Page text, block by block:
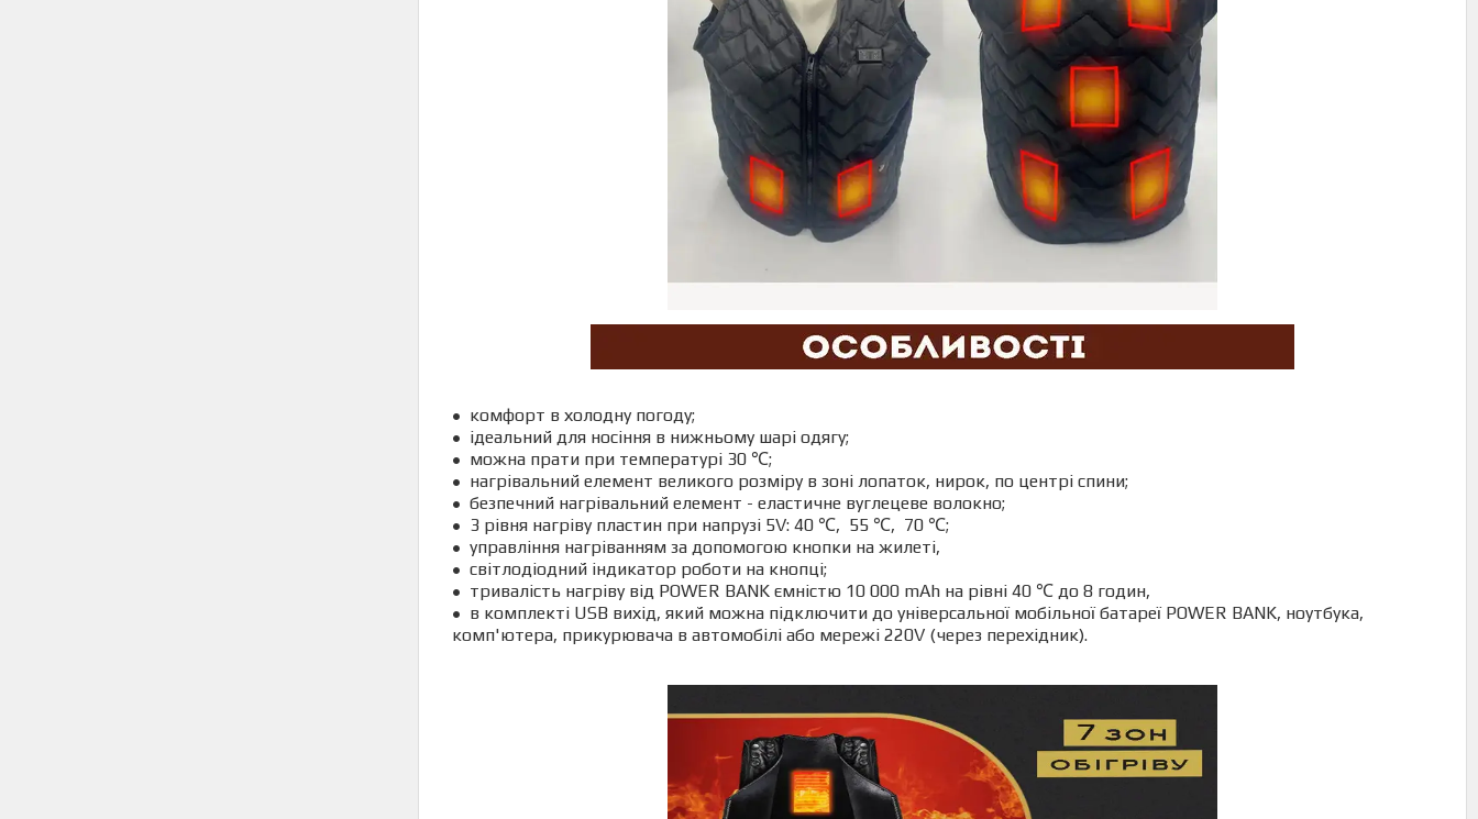
комфорт в холодну погоду;
ідеальний для носіння в нижньому шарі одягу;
можна прати при температурі 30 ℃;
нагрівальний елемент великого розміру в зоні лопаток, нирок, по центрі спини;
безпечний нагрівальний елемент - еластичне вуглецеве волокно;
3 рівня нагріву пластин при напрузі 5V: 40 ℃, 55 ℃, 70 ℃;
управління нагріванням за допомогою кнопки на жилеті,
світлодіодний індикатор роботи на кнопці;
тривалість нагріву від POWER BANK ємністю 10 000 mAh на рівні 40 ℃ до 8 годин,
в комплекті USB вихід, який можна підключити до універсальної мобільної батареї POWER BANK, ноутбука,
комп'ютера, прикурювача в автомобілі або мережі 220V (через перехідник).